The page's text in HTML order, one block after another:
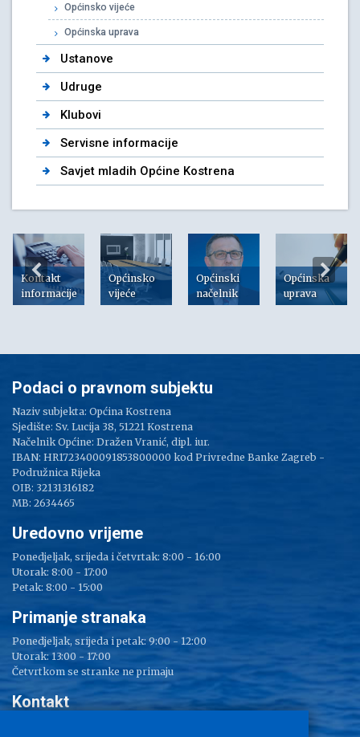
Općinsko vijeće
Općinska uprava
Ustanove
Udruge
Klubovi
Servisne informacije
Savjet mladih Općine Kostrena
Kontakt
informacije
Općinsko
vijeće
Općinski
načelnik
Općinska
uprava
Podaci o pravnom subjektu
Naziv subjekta: Općina Kostrena
Sjedište: Sv. Lucija 38, 51221 Kostrena
Načelnik Općine: Dražen Vranić, dipl. iur.
IBAN: HR1723400091853800000 kod Privredne Banke Zagreb -
Podružnica Rijeka
OIB: 32131316182
MB: 2634465
Uredovno vrijeme
Ponedjeljak, srijeda i četvrtak: 8:00 - 16:00
Utorak: 8:00 - 17:00
Petak: 8:00 - 15:00
Primanje stranaka
Ponedjeljak, srijeda i petak: 9:00 - 12:00
Utorak: 13:00 - 17:00
Četvrtkom se stranke ne primaju
Kontakt